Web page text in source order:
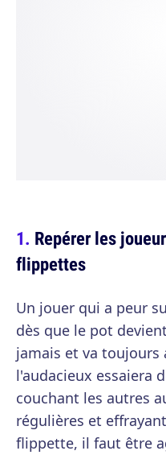
Repérer les
flippettes
Un jouer qui a peur
dès que le pot
jamais et va toujours
l'audacieux essaiera
couchant les autres
régulières et
flippette, il faut être